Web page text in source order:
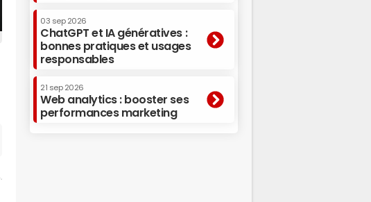
03 sep 2026
ChatGPT et IA génératives :
bonnes pratiques et usages
responsables
21 sep 2026
Web analytics : booster ses
performances marketing